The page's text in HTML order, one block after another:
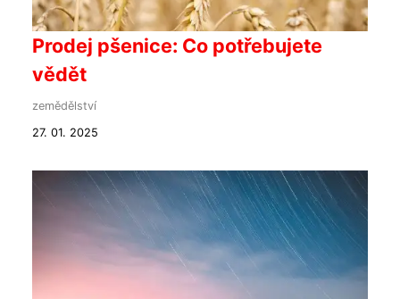
Prodej pšenice: Co potřebujete
vědět
zemědělství
27. 01. 2025